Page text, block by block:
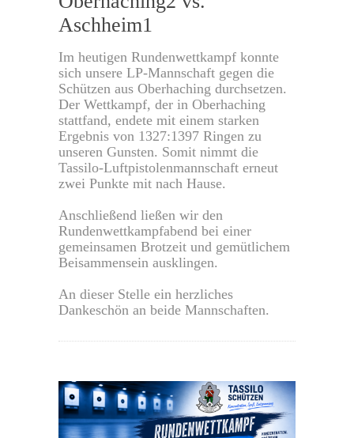
Aschheim1
Im heutigen Rundenwettkampf konnte
sich unsere LP-Mannschaft gegen die
Schützen aus Oberhaching durchsetzen.
Der Wettkampf, der in Oberhaching
stattfand, endete mit einem starken
Ergebnis von 1327:1397 Ringen zu
unseren Gunsten. Somit nimmt die
Tassilo-Luftpistolenmannschaft erneut
zwei Punkte mit nach Hause.
Anschließend ließen wir den
Rundenwettkampfabend bei einer
gemeinsamen Brotzeit und gemütlichem
Beisammensein ausklingen.
An dieser Stelle ein herzliches
Dankeschön an beide Mannschaften.